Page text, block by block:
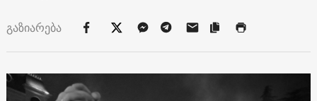
გაზიარება